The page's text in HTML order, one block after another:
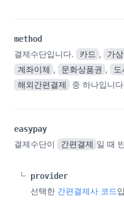
method
결제수단입니다. 카드 , 가
계좌이체 , 문화상품권 , 도
해외간편결제 중 하나입니
easypay
결제수단이 간편결제 일 때
provider
선택한 간편결제사 코드